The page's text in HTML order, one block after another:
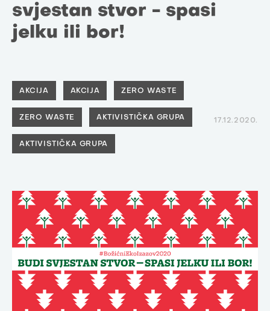
svjestan stvor - spasi
jelku ili bor!
AKCIJA AKCIJA ZERO WASTE
ZERO WASTE AKTIVISTIČKA GRUPA
AKTIVISTIČKA GRUPA
17.12.2020.